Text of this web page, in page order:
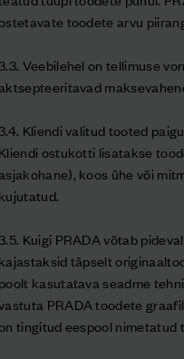
toodete arvu
Veebilehel on tellimuse
Kliendi valitud tooted
Kliendi ostukotti lisatakse
koos ühe või
kujutatud.
Kuigi PRADA võtab
kajastaksid täpselt
poolt kasutatava seadme
PRADA toodete
tingitud eespool nimetatud